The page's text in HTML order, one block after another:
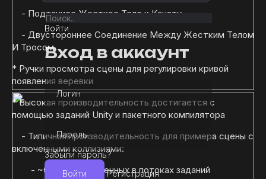
Войти
Вход в аккаунт
Логин
Пароль
Забыли пароль?
Войти
Регистрация
- Подтяните Жесткое Тело к Канату
- Двустороннее Соединение Между Жестким Телом
И Тросом
* Ручки просмотра сцены для регулировки кривой
появления веревки
* Высокая производительность достигается с
помощью заданий Unity и пакетного компилятора
- Типичная производительность для примера сцены с
включенными коллизиями:
- ~0,2 мс, затраченных в потоках заданий